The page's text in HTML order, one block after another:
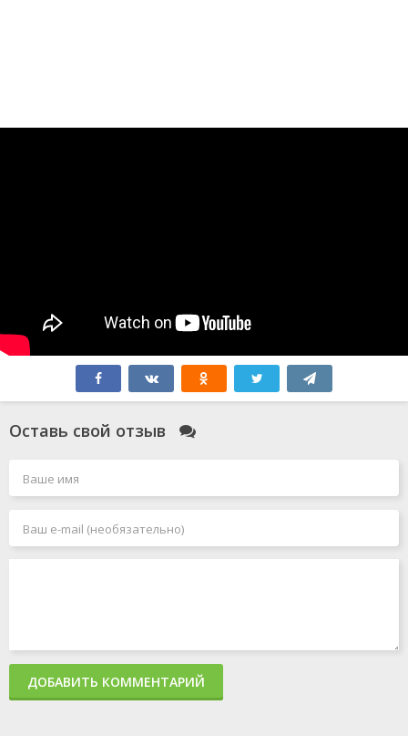
Оставь свой отзыв
ДОБАВИТЬ КОММЕНТАРИЙ